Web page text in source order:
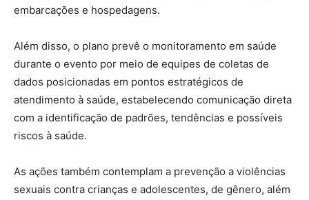
embarcações e hospedagens.
Além disso, o plano prevê o monitoramento em saúde
durante o evento por meio de equipes de coletas de
dados posicionadas em pontos estratégicos de
atendimento à saúde, estabelecendo comunicação direta
com a identificação de padrões, tendências e possíveis
riscos à saúde.
As ações também contemplam a prevenção a violências
sexuais contra crianças e adolescentes, de gênero, além